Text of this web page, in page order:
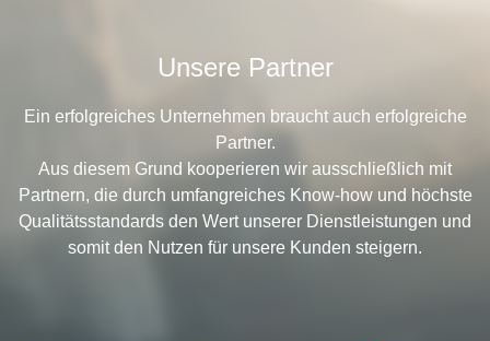
Unsere Partner
Ein erfolgreiches Unternehmen braucht auch erfolgreiche
Partner.
Aus diesem Grund kooperieren wir ausschließlich mit
Partnern, die durch umfangreiches Know-how und höchste
Qualitätsstandards den Wert unserer Dienstleistungen und
somit den Nutzen für unsere Kunden steigern.